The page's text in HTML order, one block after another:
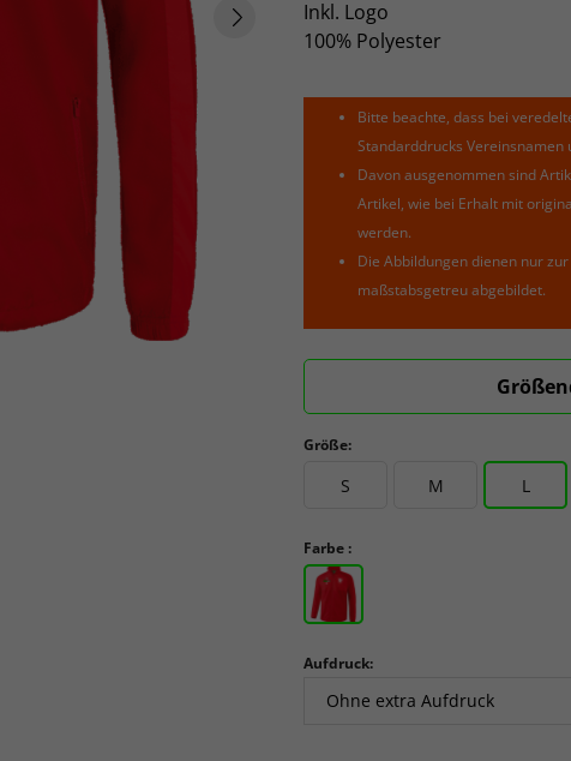
Inkl. Logo
100% Polyester
Bitte beachte, dass bei
Standarddrucks Vereinsnamen
Davon ausgenommen sind
Artikel, wie bei Erhalt mit
werden.
Die Abbildungen dienen nur
maßstabsgetreu abgebildet.
Größe:
S M L
Farbe :
Aufdruck: